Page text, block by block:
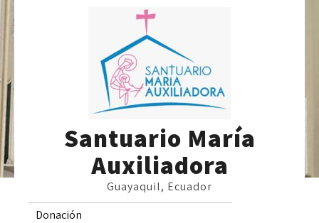
Skip
Santuario María
Auxiliadora
Guayaquil, Ecuador
Donación